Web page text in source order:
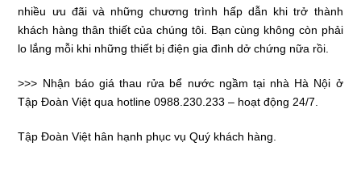
nhiều ưu đãi và những chương trình hấp dẫn khi trở thành
khách hàng thân thiết của chúng tôi. Bạn cùng không còn phải
lo lắng mỗi khi những thiết bị điện gia đình dở chứng nữa rồi.
>>> Nhận báo giá thau rửa bể nước ngầm tại nhà Hà Nội ở
Tập Đoàn Việt qua hotline0988.230.233 – hoạt động 24/7.
Tập Đoàn Việt hân hạnh phục vụ Quý khách hàng.